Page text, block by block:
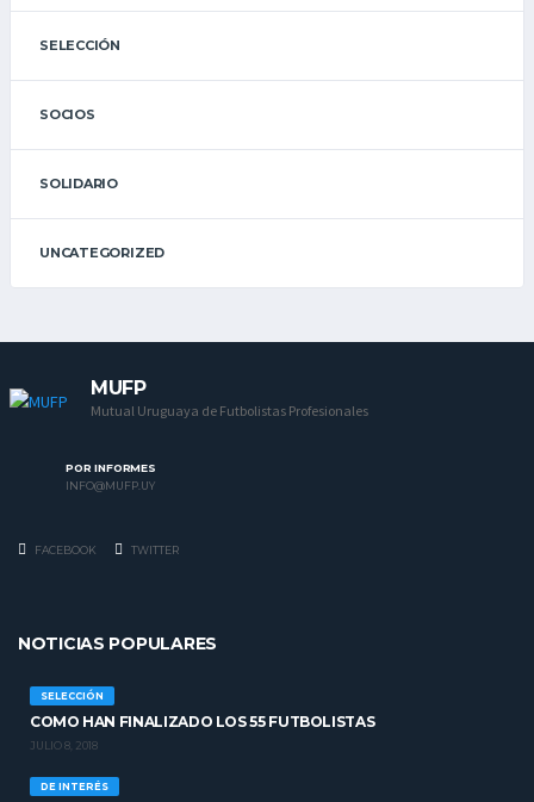
SELECCIÓN
SOCIOS
SOLIDARIO
UNCATEGORIZED
MUFP
Mutual Uruguaya de Futbolistas Profesionales
POR INFORMES
INFO@MUFP.UY
FACEBOOK TWITTER
NOTICIAS POPULARES
SELECCIÓN
COMO HAN FINALIZADO LOS 55 FUTBOLISTAS
JULIO 8, 2018
DE INTERÉS